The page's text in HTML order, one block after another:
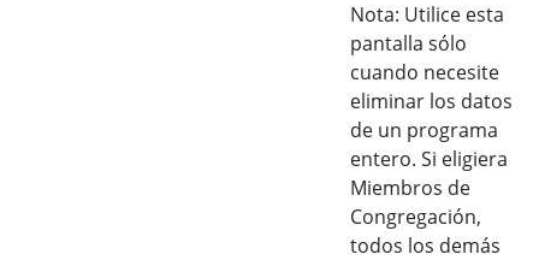
Nota: Utilice esta
pantalla sólo
cuando necesite
eliminar los datos
de un programa
entero. Si eligiera
Miembros de
Congregación,
todos los demás